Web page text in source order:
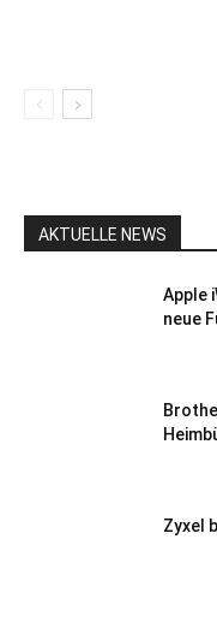
AKTUELLE NEWS
Apple
neue
Zyxel